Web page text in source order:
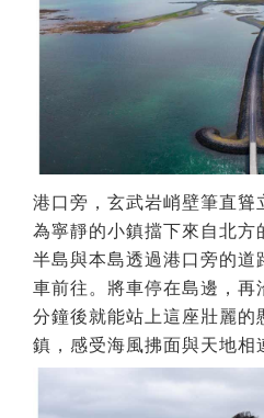
港口旁，玄武岩峭壁筆直聳
為寧靜的小鎮擋下來自北
半島與本島透過港口旁的道
車前往。將車停在島邊，再
分鐘後就能站上這座壯麗的
鎮，感受海風拂面與天地相